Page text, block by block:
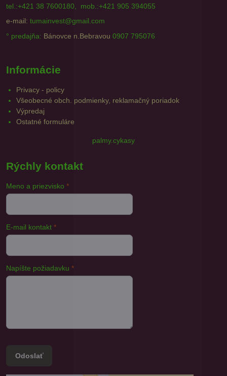
tel.:+421 38 7600180, mob.:+421 905 394055
e-mail: tumainvest@gmail.com
° predajňa: Bánovce n.Bebravou 0907 795076
Informácie
Privacy - policy
Všeobecné obch. podmienky, reklamačný poriadok
Výpredaj
Ostatné formuláre
palmy.cykasy
Rýchly kontakt
Meno a priezvisko *
E-mail kontakt *
Napíšte požiadavku *
Odoslať